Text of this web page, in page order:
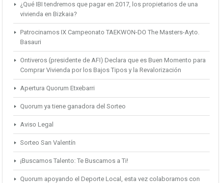
¿Qué IBI tendremos que pagar en 2017, los propietarios de una
vivienda en Bizkaia?
Patrocinamos IX Campeonato TAEKWON-DO The Masters-Ayto.
Basauri
Ontiveros (presidente de AFI) Declara que es Buen Momento para
Comprar Vivienda por los Bajos Tipos y la Revalorización
Apertura Quorum Etxebarri
Quorum ya tiene ganadora del Sorteo
Aviso Legal
Sorteo San Valentín
¡Buscamos Talento: Te Buscamos a Ti!
Quorum apoyando el Deporte Local, esta vez colaboramos con